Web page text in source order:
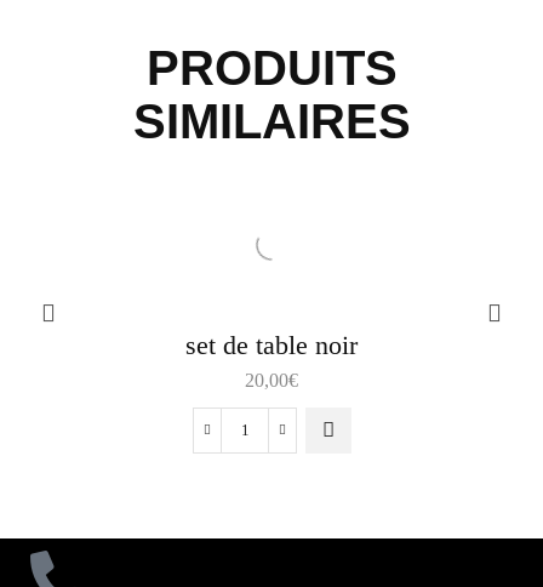
PRODUITS
SIMILAIRES
set de table noir
20,00€